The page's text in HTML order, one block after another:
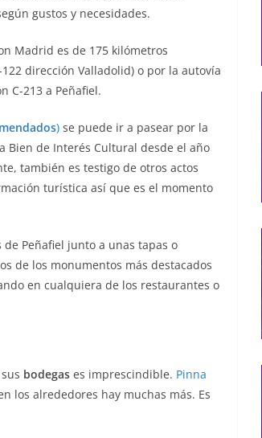
gustos y necesidades.
Madrid es de 175 kilómetros
dirección Valladolid) o por la autovía
C-213 a Peñafiel.
) se puede ir a pasear por la
Bien de Interés Cultural desde el año
también es testigo de otros actos
turística así que es el momento
de Peñafiel junto a unas tapas o
de los monumentos más destacados
en cualquiera de los restaurantes o
bodegas es imprescindible. Pinna
los alrededores hay muchas más. Es